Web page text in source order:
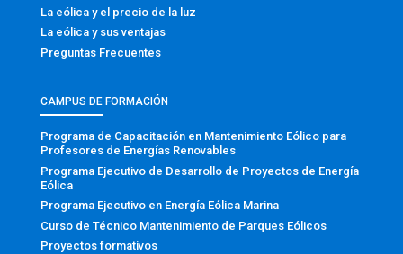
La eólica y el precio de la luz
La eólica y sus ventajas
Preguntas Frecuentes
CAMPUS DE FORMACIÓN
Programa de Capacitación en Mantenimiento Eólico para
Profesores de Energías Renovables
Programa Ejecutivo de Desarrollo de Proyectos de Energía
Eólica
Programa Ejecutivo en Energía Eólica Marina
Curso de Técnico Mantenimiento de Parques Eólicos
Proyectos formativos